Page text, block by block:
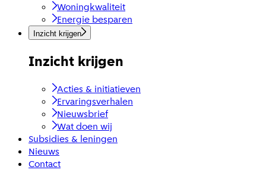
Woningkwaliteit
Energie besparen
Inzicht krijgen
Inzicht krijgen
Acties & initiatieven
Ervaringsverhalen
Nieuwsbrief
Wat doen wij
Subsidies & leningen
Nieuws
Contact